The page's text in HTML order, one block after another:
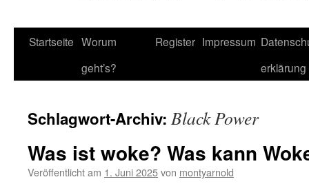
Startseite Worum
geht’s?
Register Impressum
erklärung
Schlagwort-Archiv: Black Power
Was ist woke? Was kann
Veröffentlicht am 1. Juni 2025von montyarnold